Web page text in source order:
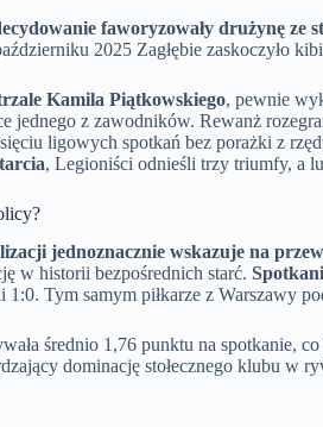
faworyzowały drużynę ze
2025 Zagłębie zaskoczyło
Kamila Piątkowskiego, pewnie
jednego z zawodników. Rewanż
ligowych spotkań bez porażki z
, Legioniści odnieśli trzy triumfy, a
jednoznacznie wskazuje na
w historii bezpośrednich starć.
Tym samym piłkarze z Warszawy
średnio 1,76 punktu na
dominację stołecznego klubu w